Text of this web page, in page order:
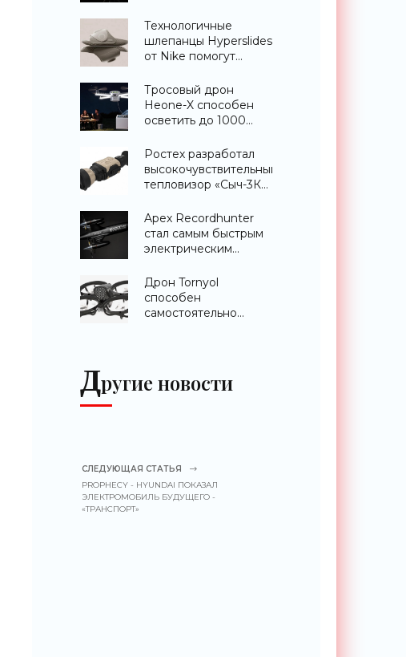
«Гаджеты»
Технологичные
шлепанцы Hyperslides
от Nike помогут
ноги после
тренировки -
«Гаджеты»
Тросовый дрон
Heone-X способен
осветить до 1000
земли -
«Беспилотники»
Ростех разработал
высокочувствительный
тепловизор «Сыч-3К»
распознавания до 2
км - «Гаджеты»
Apex Recordhunter
стал самым быстрым
электрическим
«Беспилотники»
Дрон Tornyol
способен
самостоятельно
Другие новости
СЛЕДУЮЩАЯ СТАТЬЯ
PROPHECY - HYUNDAI ПОКАЗАЛ
ЭЛЕКТРОМОБИЛЬ БУДУЩЕГО -
«ТРАНСПОРТ»